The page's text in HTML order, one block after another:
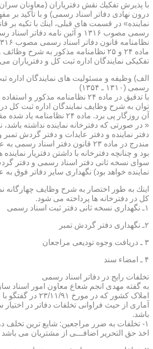
با پذیرش تفكیك نقش دفتریاران (معاونان
درون نهادی دفاتر اسناد رسمی) و با تأكید بر
نماینده» در قسمت های قبلی، اینك با تكیه بر
ماده ۲۴ و ۲۵ نظامنامه مذكور به شرح
تفكیكی نمایندگان اداره ثبت كل و دفتریاران
الف) وظیفه و مسئولیت های نمایندگان اداره
رسمی (۱۳۱۰ ـ ۱۳۵۴)
با تدقیق در ماده ۲۴ نظامنامه مذكور
توان به شرح وظایف نمایندگان اداره ثبت كل
آن روزگار پی برد. ماده ۲۴ نظامنامه یاد شده مقرر می دارد:
« در صورتی كه دفترخانه نماینده نداشته باشد،
دفتر نماینده و دفتر عایدات و دفتر گردش تمبر
مندرج در ماده ۲۳ قانون دفتر اسناد
بود و چنانچه دفترخانه با داشتن دفتریار
سوای نسخه ثانی دفتر اسناد رسمی و دفتر
نماینده خواهد بود) نگهداری سایر دفاتر فوق
اینك به طور اختصار به شرح وظایف چهارگانه
كل در دفترخانه ها پرداخته می شود.
۱ـ نگهداری نسخه ثانی دفتر ثبت اسناد رسمی
۲ـ نگهداری دفتر گردش تمبر
۳ ـ دریافت وجوه تودیعی مراجعان
۴ ـ امضاء سند
تخلفات رایج در دفاتر اسناد رسمی
به گفته مهدی انجم شعاع معاون امور اسناد
املاک کشور که در مورخ
آماری از حیث فراوانی تخلفات دفاتر در
باشد.
۱- تخلفات به ضرر مراجعین: شایع ترین تخلف
اخذ حق التحریر اضافـــی از مشتریان می باشد